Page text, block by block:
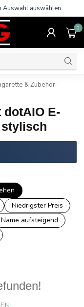
Auswahl auswählen
0
& Zubehör –
E-
stylisch
Niedrigster Preis
Name aufsteigend